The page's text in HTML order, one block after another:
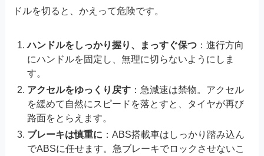
ドルを切ると、かえって危険です。
ハンドルをしっかり握り、まっすぐ保つ ：進行方向
にハンドルを固定し、無理に切らないようにしま
す。
アクセルをゆっくり戻す ：急減速は禁物。アクセル
を緩めて自然にスピードを落とすと、タイヤが再び
路面をとらえます。
ブレーキは慎重に ：ABS搭載車はしっかり踏み込ん
でABSに任せます。急ブレーキでロックさせないこ